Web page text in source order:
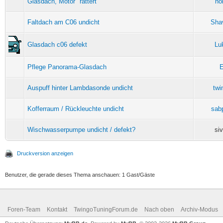
Faltdach am C06 undicht
Glasdach c06 defekt
Pflege Panorama-Glasdach
Auspuff hinter Lambdasonde undicht
Kofferraum / Rückleuchte undicht
Wischwasserpumpe undicht / defekt?
Druckversion anzeigen
Benutzer, die gerade dieses Thema anschauen: 1 Gast/Gäste
Foren-Team Kontakt TwingoTuningForum.de Nach oben Archiv-Modus